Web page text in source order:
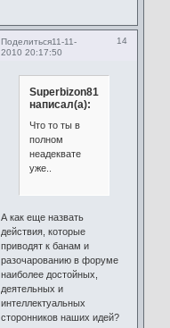
Поделиться 14
11-11-
2010 20:17:50
Superbizon81
написал(а):
Что то ты в
полном
неадеквате
уже..
А как еще назвать
действия, которые
приводят к банам и
разочарованию в форуме
наиболее достойных,
деятельных и
интеллектуальных
сторонников наших идей?